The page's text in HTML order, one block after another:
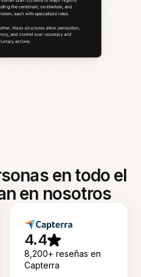
en todo el
en nosotros
4.4
8,200+ reseñas en
Capterra